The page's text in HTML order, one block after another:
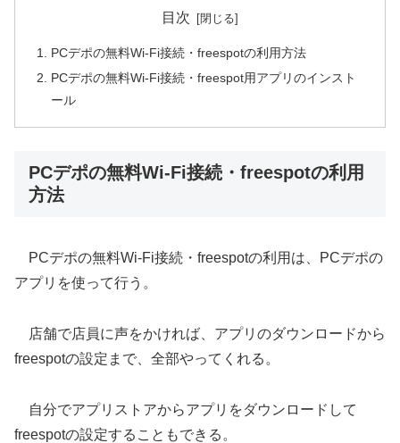
目次
PCデポの無料Wi-Fi接続・freespotの利用方法
PCデポの無料Wi-Fi接続・freespot用アプリのインスト
ール
PCデポの無料Wi-Fi接続・freespotの利用
方法
PCデポの無料Wi-Fi接続・freespotの利用は、PCデポの
アプリを使って行う。
店舗で店員に声をかければ、アプリのダウンロードから
freespotの設定まで、全部やってくれる。
自分でアプリストアからアプリをダウンロードして
freespotの設定することもできる。